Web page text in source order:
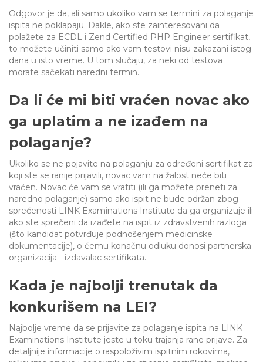
Odgovor je da, ali samo ukoliko vam se termini za polaganje
ispita ne poklapaju. Dakle, ako ste zainteresovani da
polažete za ECDL i Zend Certified PHP Engineer sertifikat,
to možete učiniti samo ako vam testovi nisu zakazani istog
dana u isto vreme. U tom slučaju, za neki od testova
morate sačekati naredni termin.
Da li će mi biti vraćen novac ako
ga uplatim a ne izađem na
polaganje?
Ukoliko se ne pojavite na polaganju za određeni sertifikat za
koji ste se ranije prijavili, novac vam na žalost neće biti
vraćen. Novac će vam se vratiti (ili ga možete preneti za
naredno polaganje) samo ako ispit ne bude održan zbog
sprečenosti LINK Examinations Institute da ga organizuje ili
ako ste sprečeni da izađete na ispit iz zdravstvenih razloga
(što kandidat potvrđuje podnošenjem medicinske
dokumentacije), o čemu konačnu odluku donosi partnerska
organizacija - izdavalac sertifikata.
Kada je najbolji trenutak da
konkurišem na LEI?
Najbolje vreme da se prijavite za polaganje ispita na LINK
Examinations Institute jeste u toku trajanja rane prijave. Za
detaljnije informacije o raspoloživim ispitnim rokovima,